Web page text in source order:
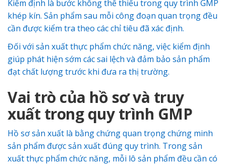
Kiểm định là bước không thể thiếu trong quy trình GMP
khép kín. Sản phẩm sau mỗi công đoạn quan trọng đều
cần được kiểm tra theo các chỉ tiêu đã xác định.
Đối với sản xuất thực phẩm chức năng, việc kiểm định
giúp phát hiện sớm các sai lệch và đảm bảo sản phẩm
đạt chất lượng trước khi đưa ra thị trường.
Vai trò của hồ sơ và truy
xuất trong quy trình GMP
Hồ sơ sản xuất là bằng chứng quan trọng chứng minh
sản phẩm được sản xuất đúng quy trình. Trong sản
xuất thực phẩm chức năng, mỗi lô sản phẩm đều cần có